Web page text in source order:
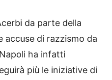
da parte della
accuse di razzismo da
ha infatti
più le iniziative di